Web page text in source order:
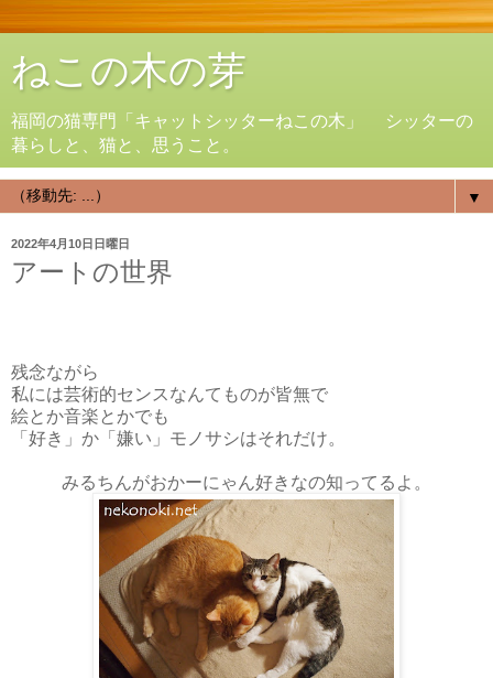
ねこの木の芽
福岡の猫専門「キャットシッターねこの木」 シッターの
暮らしと、猫と、思うこと。
▼
2022年4月10日日曜日
アートの世界
残念ながら
私には芸術的センスなんてものが皆無で
絵とか音楽とかでも
「好き」か「嫌い」モノサシはそれだけ。
みるちんがおかーにゃん好きなの知ってるよ。